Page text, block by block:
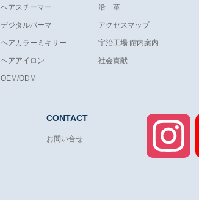
ヘアスチーマー
デジタルパーマ
ヘアカラーミキサー
ヘアアイロン
OEM/ODM
沿 革
アクセスマップ
宇治工場 館内案内
社会貢献
CONTACT
お問い合せ